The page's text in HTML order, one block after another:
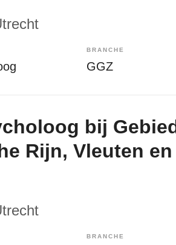
BRANCHE
GGZ
bij
Rijn, Vleuten en
BRANCHE